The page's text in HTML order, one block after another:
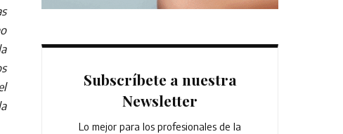
Subscríbete a nuestra
Newsletter
Lo mejor para los profesionales de la